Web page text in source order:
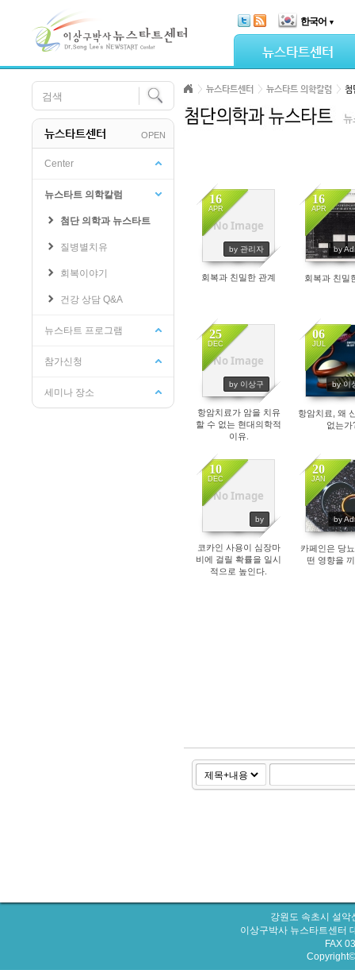
한국어 ▼
뉴스타트센터
뉴스타트센터 OPEN
Center
뉴스타트 의학칼럼
첨단 의학과 뉴스타트
질병별치유
회복이야기
건강 상담 Q&A
뉴스타트 프로그램
참가신청
세미나 장소
뉴스타트센터 뉴스타트 의학칼럼 첨
No Image
16
APR
by 관리자
6721
회복과 친밀한 관계
16
APR
by
회복과 친밀
No Image
25
DEC
by 이상구
7257
항암치료가 암을 치유
할 수 없는 현대의학적
이유.
06
JUL
by 이
항암치료, 왜
없는가
No Image
10
DEC
by
6423
코카인 사용이 심장마
비에 걸릴 확률을 일시
적으로 높인다.
20
JAN
by
8114
카페인은 당
떤 영향을
강원도 속초시 설
이상구박사 뉴스타트센터
FAX
Sketchbook5, 스케치북5
Sketchbook5, 스케치북5